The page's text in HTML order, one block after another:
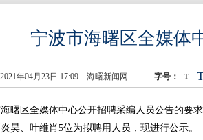
宁波市海曙区全媒体
2021年04月23日 17:09 海曙新闻网 字号： T
区全媒体中心公开招聘采编人员公告的要
昊、叶维肖5位为拟聘用人员，现进行公示。